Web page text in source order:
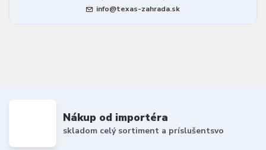
info@texas-zahrada.sk
Nákup od importéra
skladom celý sortiment a príslušentsvo